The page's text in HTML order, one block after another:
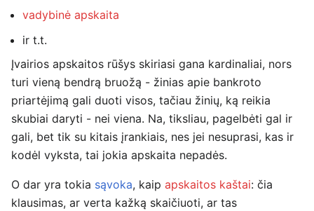
vadybinė apskaita
ir t.t.
Įvairios apskaitos rūšys skiriasi gana kardinaliai, nors
turi vieną bendrą bruožą - žinias apie bankroto
priartėjimą gali duoti visos, tačiau žinių, ką reikia
skubiai daryti - nei viena. Na, tiksliau, pagelbėti gal ir
gali, bet tik su kitais įrankiais, nes jei nesuprasi, kas ir
kodėl vyksta, tai jokia apskaita nepadės.
O dar yra tokia sąvoka, kaip apskaitos kaštai: čia
klausimas, ar verta kažką skaičiuoti, ar tas